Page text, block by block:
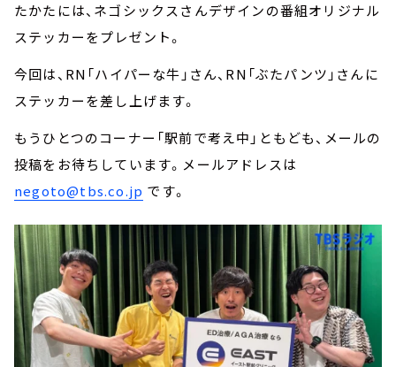
たかたには、ネゴシックスさんデザインの番組オリジナル
ステッカーをプレゼント。
今回は、RN「ハイパーな牛」さん、RN「ぶたパンツ」さんに
ステッカーを差し上げます。
もうひとつのコーナー「駅前で考え中」ともども、メールの
投稿をお待ちしています。メールアドレスは
negoto@tbs.co.jp です。